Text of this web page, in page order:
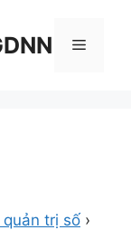
Menu
quản trị số ›